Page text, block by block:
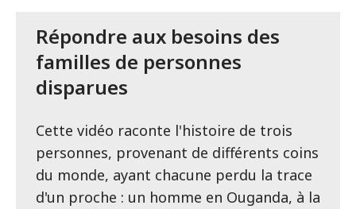
Répondre aux besoins des
familles de personnes
disparues
Cette vidéo raconte l'histoire de trois
personnes, provenant de différents coins
du monde, ayant chacune perdu la trace
d'un proche : un homme en Ouganda, à la